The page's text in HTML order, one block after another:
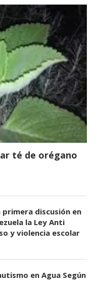
té de orégano
discusión en
la Ley Anti
y violencia escolar
en Agua Según